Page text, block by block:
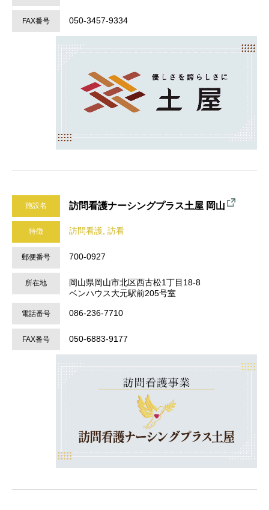
FAX番号 050-3457-9334
施設名 訪問看護ナーシングプラス土屋 岡山
特徴 訪問看護, 訪看
郵便番号 700-0927
所在地
岡山県岡山市北区西古松1丁目18-8
ベンハウス大元駅前205号室
電話番号 086-236-7710
FAX番号 050‐6883‐9177